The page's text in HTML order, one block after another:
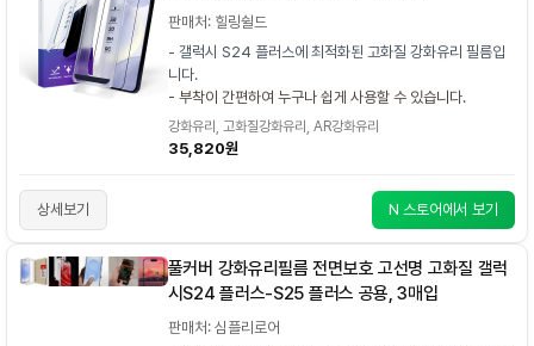
판매처: 힐링쉴드
- 갤럭시 S24 플러스에 최적화된 고화질 강화유리 필름입
니다.
- 부착이 간편하여 누구나 쉽게 사용할 수 있습니다.
강화유리, 고화질강화유리, AR강화유리
35,820원
상세보기 N 스토어에서 보기
풀커버 강화유리필름 전면보호 고선명 고화질 갤럭
시S24 플러스-S25 플러스 공용, 3매입
판매처: 심플리로어